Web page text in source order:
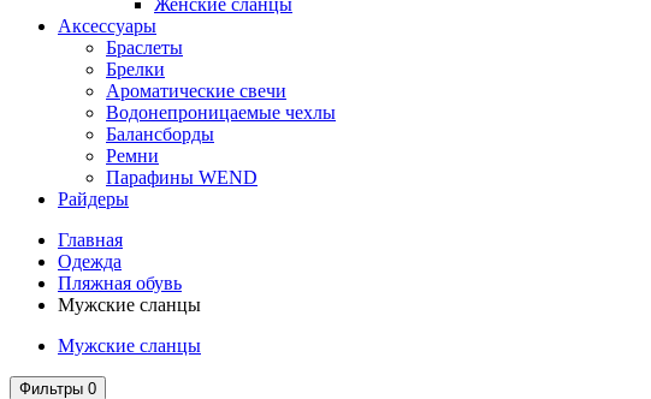
Женские сланцы
Аксессуары
Браслеты
Брелки
Ароматические свечи
Водонепроницаемые чехлы
Балансборды
Ремни
Парафины WEND
Райдеры
Главная
Одежда
Пляжная обувь
Мужские сланцы
Мужские сланцы
Фильтры 0